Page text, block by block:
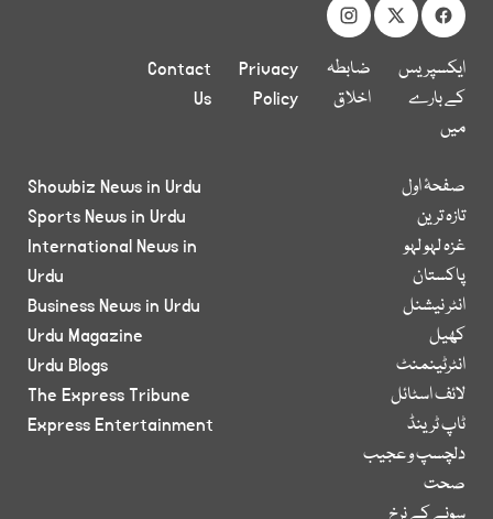
ایکسپریس
کے بارے
میں
ضابطہ
اخلاق
Privacy
Policy
Contact
Us
صفحۂ اول
تازہ ترین
غزہ لہو لہو
پاکستان
انٹر نیشنل
کھیل
انٹرٹینمنٹ
لائف اسٹائل
ٹاپ ٹرینڈ
دلچسپ و عجیب
صحت
Showbiz News in Urdu
Sports News in Urdu
International News in
Urdu
Business News in Urdu
Urdu Magazine
Urdu Blogs
The Express Tribune
Express Entertainment